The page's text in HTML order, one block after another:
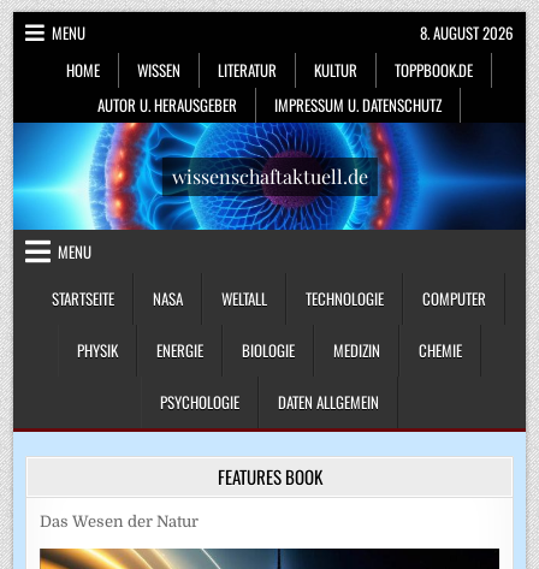
Skip
to
content
MENU
HOME
WISSEN LITERATUR KULTUR
TOPPBOOK.DE
AUTOR U. HERAUSGEBER
IMPRESSUM U. DATENSCHUTZ
8. AUGUST 2026
wissenschaftaktuell.de
MENU
STARTSEITE
NASA WELTALL TECHNOLOGIE COMPUTER
PHYSIK ENERGIE BIOLOGIE MEDIZIN CHEMIE
PSYCHOLOGIE DATEN ALLGEMEIN
FEATURES BOOK
Das Wesen der Natur